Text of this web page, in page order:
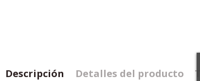
Descripción Detalles del producto